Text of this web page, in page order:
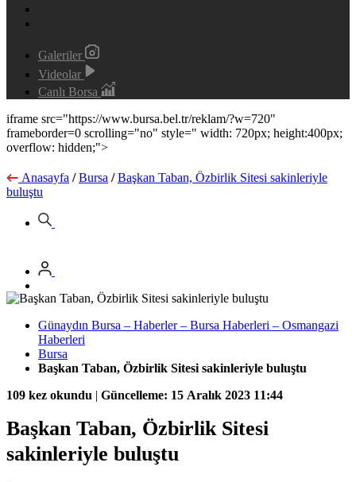
Galeriler
Videolar
Canlı Borsa
iframe src="https://www.bursa.bel.tr/reklam/?w=720"
frameborder=0 scrolling="no" style=" width: 720px; height:400px;
overflow: hidden;">
Anasayfa / Bursa / Başkan Taban, Özbirlik Sitesi sakinleriyle
buluştu
Günaydın Bursa – Haberler – Bursa Haberleri – Osmangazi
Haberleri
Bursa
Başkan Taban, Özbirlik Sitesi sakinleriyle buluştu
109 kez okundu | Güncelleme: 15 Aralık 2023 11:44
Başkan Taban, Özbirlik Sitesi
sakinleriyle buluştu